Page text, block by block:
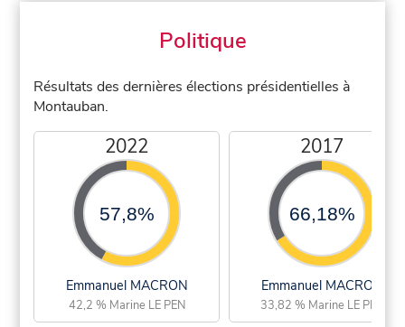
Politique
Résultats des dernières élections présidentielles à
Montauban.
2022
57,8%
Emmanuel MACRON
42,2 % Marine LE PEN
2017
66,18%
Emmanuel MACRON
33,82 % Marine LE PEN